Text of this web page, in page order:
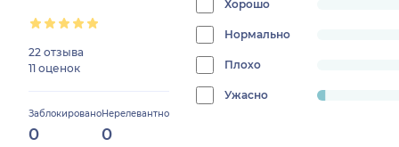
22 отзыва
11 оценок
Заблокировано
0
Нерелевантно
0
Хорошо
0%
Нормально
0%
Плохо
progress:
Ужасно
3.0303030303030303%